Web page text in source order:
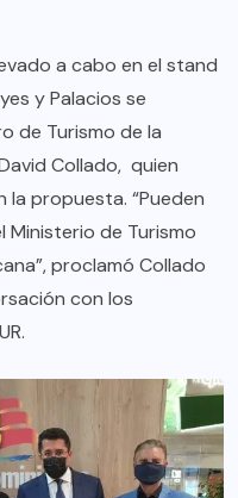
a cabo en el stand
y Palacios se
de Turismo de la
Collado, quien
propuesta. “Pueden
de Turismo
proclamó Collado
con los